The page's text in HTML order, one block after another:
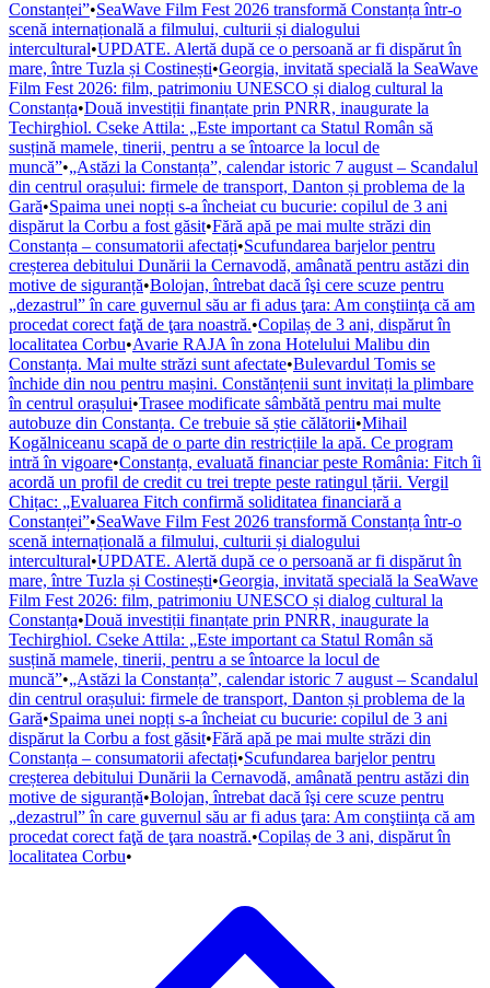
Constanței”•SeaWave Film Fest 2026 transformă Constanța într-o
scenă internațională a filmului, culturii și dialogului
intercultural•UPDATE. Alertă după ce o persoană ar fi dispărut în
mare, între Tuzla și Costinești•Georgia, invitată specială la SeaWave
Film Fest 2026: film, patrimoniu UNESCO și dialog cultural la
Constanța•Două investiții finanțate prin PNRR, inaugurate la
Techirghiol. Cseke Attila: „Este important ca Statul Român să
susțină mamele, tinerii, pentru a se întoarce la locul de
muncă”•„Astăzi la Constanța”, calendar istoric 7 august – Scandalul
din centrul orașului: firmele de transport, Danton și problema de la
Gară•Spaima unei nopți s-a încheiat cu bucurie: copilul de 3 ani
dispărut la Corbu a fost găsit•Fără apă pe mai multe străzi din
Constanța – consumatorii afectați•Scufundarea barjelor pentru
creșterea debitului Dunării la Cernavodă, amânată pentru astăzi din
motive de siguranță•Bolojan, întrebat dacă îşi cere scuze pentru
„dezastrul” în care guvernul său ar fi adus ţara: Am conştiinţa că am
procedat corect faţă de ţara noastră.•Copilaș de 3 ani, dispărut în
localitatea Corbu•Avarie RAJA în zona Hotelului Malibu din
Constanța. Mai multe străzi sunt afectate•Bulevardul Tomis se
închide din nou pentru mașini. Constănțenii sunt invitați la plimbare
în centrul orașului•Trasee modificate sâmbătă pentru mai multe
autobuze din Constanța. Ce trebuie să știe călătorii•Mihail
Kogălniceanu scapă de o parte din restricțiile la apă. Ce program
intră în vigoare•Constanța, evaluată financiar peste România: Fitch îi
acordă un profil de credit cu trei trepte peste ratingul țării. Vergil
Chițac: „Evaluarea Fitch confirmă soliditatea financiară a
Constanței”•SeaWave Film Fest 2026 transformă Constanța într-o
scenă internațională a filmului, culturii și dialogului
intercultural•UPDATE. Alertă după ce o persoană ar fi dispărut în
mare, între Tuzla și Costinești•Georgia, invitată specială la SeaWave
Film Fest 2026: film, patrimoniu UNESCO și dialog cultural la
Constanța•Două investiții finanțate prin PNRR, inaugurate la
Techirghiol. Cseke Attila: „Este important ca Statul Român să
susțină mamele, tinerii, pentru a se întoarce la locul de
muncă”•„Astăzi la Constanța”, calendar istoric 7 august – Scandalul
din centrul orașului: firmele de transport, Danton și problema de la
Gară•Spaima unei nopți s-a încheiat cu bucurie: copilul de 3 ani
dispărut la Corbu a fost găsit•Fără apă pe mai multe străzi din
Constanța – consumatorii afectați•Scufundarea barjelor pentru
creșterea debitului Dunării la Cernavodă, amânată pentru astăzi din
motive de siguranță•Bolojan, întrebat dacă îşi cere scuze pentru
„dezastrul” în care guvernul său ar fi adus ţara: Am conştiinţa că am
procedat corect faţă de ţara noastră.•Copilaș de 3 ani, dispărut în
localitatea Corbu•